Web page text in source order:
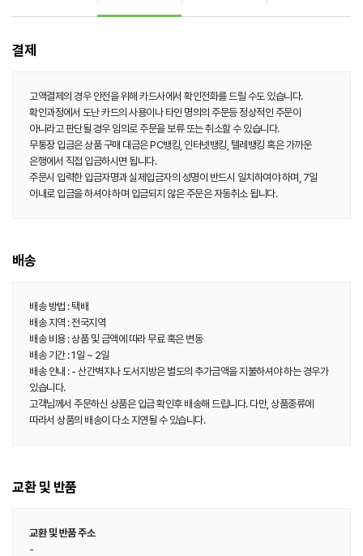
결제
고액결제의 경우 안전을 위해 카드사에서 확인전화를 드릴 수도 있습니다.
확인과정에서 도난 카드의 사용이나 타인 명의의 주문등 정상적인 주문이
아니라고 판단될 경우 임의로 주문을 보류 또는 취소할 수 있습니다.
무통장 입금은 상품 구매 대금은 PC뱅킹, 인터넷뱅킹, 텔레뱅킹 혹은 가까운
은행에서 직접 입금하시면 됩니다.
주문시 입력한 입금자명과 실제입금자의 성명이 반드시 일치하여야 하며, 7일
이내로 입금을 하셔야 하며 입금되지 않은 주문은 자동취소 됩니다.
배송
배송 방법 : 택배
배송 지역 : 전국지역
배송 비용 : 상품 및 금액에 따라 무료 혹은 변동
배송 기간 : 1일 ~ 2일
배송 안내 : - 산간벽지나 도서지방은 별도의 추가금액을 지불하셔야 하는 경우가
있습니다.
고객님께서 주문하신 상품은 입금 확인후 배송해 드립니다. 다만, 상품종류에
따라서 상품의 배송이 다소 지연될 수 있습니다.
교환 및 반품
교환 및 반품 주소
-